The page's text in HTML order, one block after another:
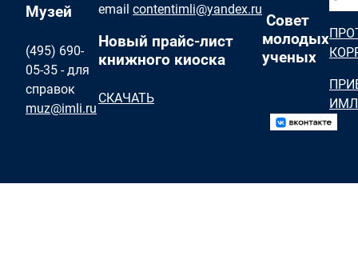
Музей
(495) 690-
05-35 - для
справок
muz@imli.ru
email contentimli@yandex.ru
Новый прайс-лист
книжного киоска
СКАЧАТЬ
Совет
молодых
ученых